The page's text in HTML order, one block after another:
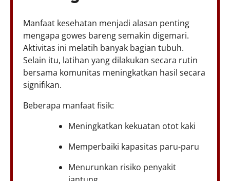
Manfaat kesehatan menjadi alasan penting
mengapa gowes bareng semakin digemari.
Aktivitas ini melatih banyak bagian tubuh.
Selain itu, latihan yang dilakukan secara rutin
bersama komunitas meningkatkan hasil secara
signifikan.
Beberapa manfaat fisik:
Meningkatkan kekuatan otot kaki
Memperbaiki kapasitas paru-paru
Menurunkan risiko penyakit